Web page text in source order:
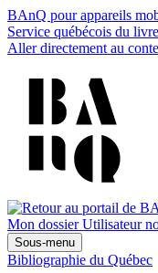
BAnQ pour appareils
Service québécois du
Aller directement au
Mon dossier Utilisateur
Sous-menu
Bibliographie du Québec